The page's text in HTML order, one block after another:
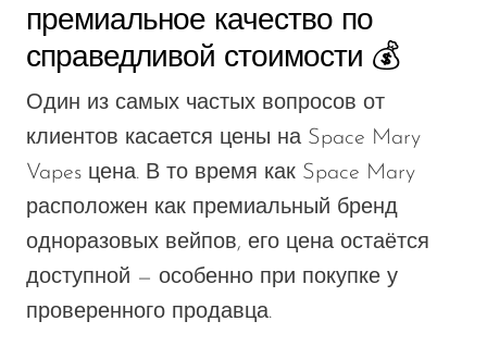
премиальное качество по
справедливой стоимости 💰
Один из самых частых вопросов от
клиентов касается цены на Space Mary
Vapes цена. В то время как Space Mary
расположен как премиальный бренд
одноразовых вейпов, его цена остаётся
доступной — особенно при покупке у
проверенного продавца.